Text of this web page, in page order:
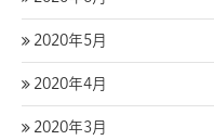
2020年5月
2020年4月
2020年3月